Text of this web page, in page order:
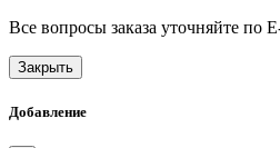
Все вопросы заказа уточняйте по
Закрыть
Добавление